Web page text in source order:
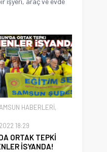
HABERLERİ,
18:29
ORTAK TEPKİ
İSYANDA!